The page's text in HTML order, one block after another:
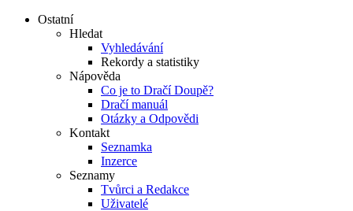
Ostatní
Hledat
Vyhledávání
Rekordy a statistiky
Nápověda
Co je to Dračí Doupě?
Dračí manuál
Otázky a Odpovědi
Kontakt
Seznamka
Inzerce
Seznamy
Tvůrci a Redakce
Uživatelé